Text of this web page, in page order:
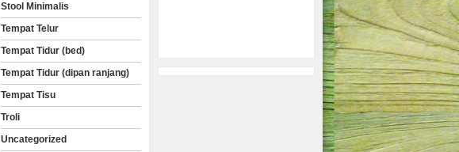
Stool Minimalis
Tempat Telur
Tempat Tidur (bed)
Tempat Tidur (dipan ranjang)
Tempat Tisu
Troli
Uncategorized